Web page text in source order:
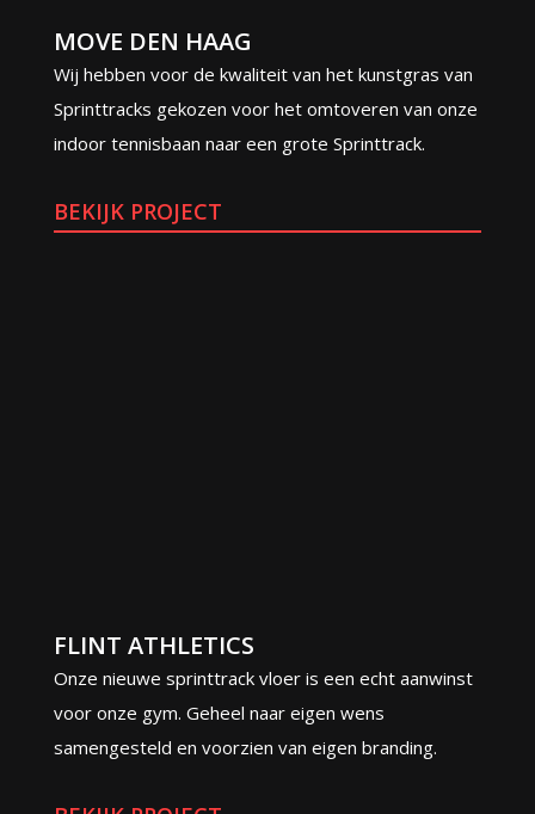
MOVE DEN HAAG
Wij hebben voor de kwaliteit van het kunstgras van
Sprinttracks gekozen voor het omtoveren van onze
indoor tennisbaan naar een grote Sprinttrack.
BEKIJK PROJECT
FLINT ATHLETICS
Onze nieuwe sprinttrack vloer is een echt aanwinst
voor onze gym. Geheel naar eigen wens
samengesteld en voorzien van eigen branding.